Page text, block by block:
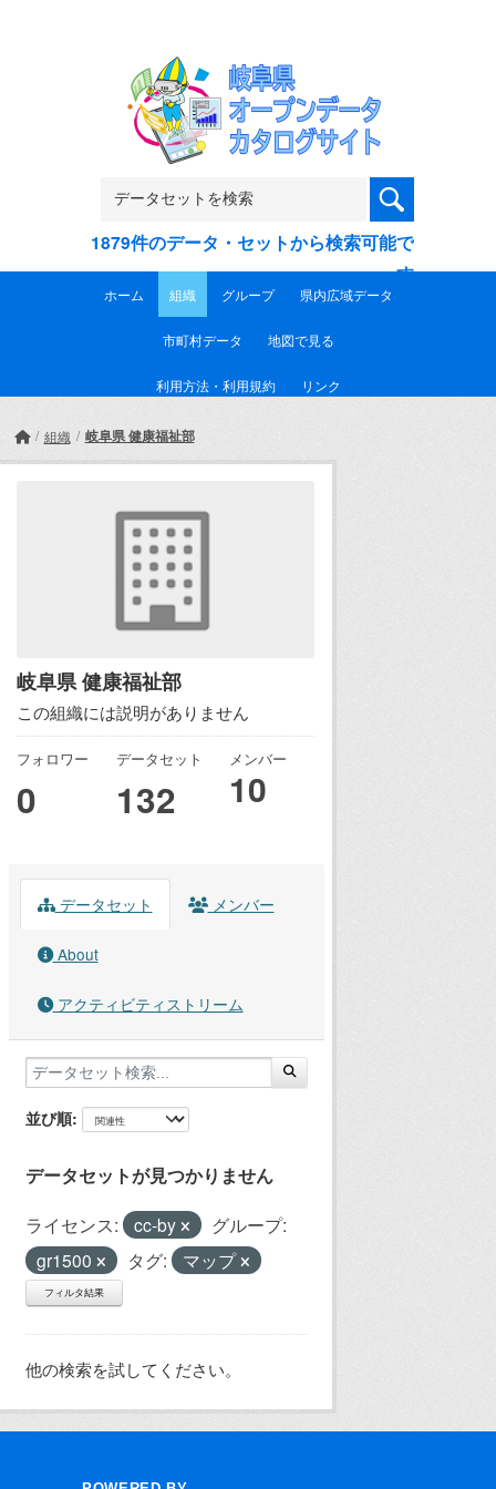
1879件のデータ・セットから検索可能で
す
ホーム 組織 グループ 県内広域データ
市町村データ 地図で見る
利用方法・利用規約 リンク
組織 岐阜県 健康福祉部
岐阜県 健康福祉部
この組織には説明がありません
フォロワー
0
データセット
132
メンバー
10
データセット メンバー
About
アクティビティストリーム
並び順
データセットが見つかりません
ライセンス: cc-by
グループ:
gr1500
タグ: マップ
フィルタ結果
他の検索を試してください。